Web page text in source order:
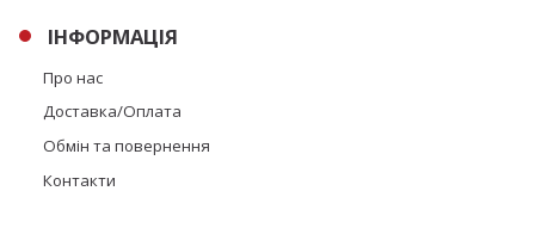
ІНФОРМАЦІЯ
Про нас
Доставка/Оплата
Обмін та повернення
Контакти